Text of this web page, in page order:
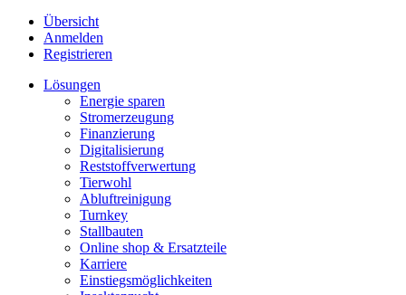
Übersicht
Anmelden
Registrieren
Lösungen
Energie sparen
Stromerzeugung
Finanzierung
Digitalisierung
Reststoffverwertung
Tierwohl
Abluftreinigung
Turnkey
Stallbauten
Online shop & Ersatzteile
Karriere
Einstiegsmöglichkeiten